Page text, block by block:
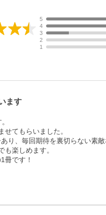
5
4
3
2
1
ます
てもらいました。
り、毎回期待を裏切らない素敵
も楽しめます。
冊です！